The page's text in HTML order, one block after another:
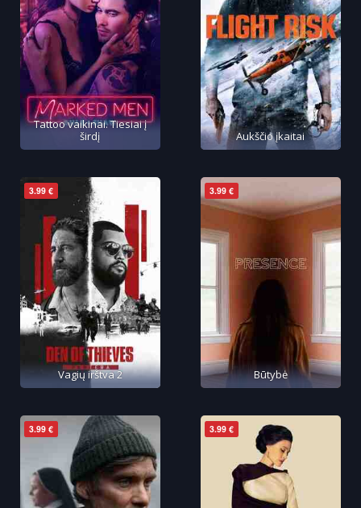
Aukščio įkaitai
Tattoo vaikinai. Tiesiai į
širdį
3.99 €
Būtybė
3.99 €
Vagių irštva 2
3.99 €
3.99 €